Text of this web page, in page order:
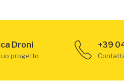
Droni
progetto
+39